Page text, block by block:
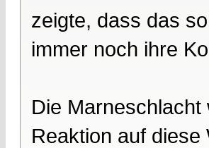
zeigte, dass das
immer noch ihre
Die
Reaktion auf